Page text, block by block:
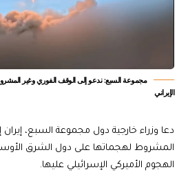
مجموعة السبع: ندعو إلى الوقف الفوري وغير
الإيراني
دعا وزراء خارجية دول مجموعة السبع، إيران
المشروط لهجماتها على دول الشرق
الهجوم الأميركي الإسرائيلي عليها.